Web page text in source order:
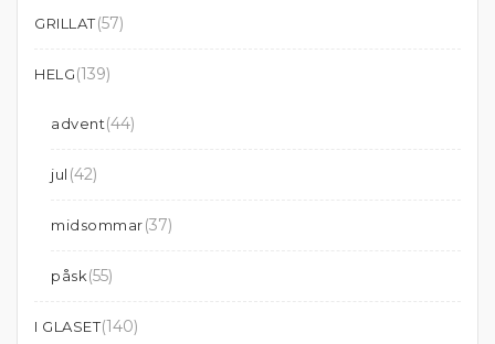
GRILLAT(57)
HELG(139)
advent(44)
jul (42)
midsommar(37)
påsk(55)
I GLASET(140)